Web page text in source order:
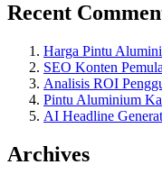
Recent
Harga Pintu
SEO Konten
Analisis ROI
Pintu Aluminium
AI Headline
Archives